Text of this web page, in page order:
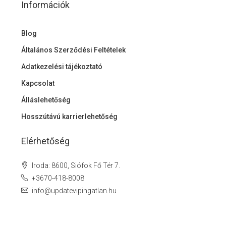
Információk
Blog
Általános Szerződési Feltételek
Adatkezelési tájékoztató
Kapcsolat
Álláslehetőség
Hosszútávú karrierlehetőség
Elérhetőség
Iroda: 8600, Siófok Fő Tér 7.
+3670-418-8008
info@updatevipingatlan.hu